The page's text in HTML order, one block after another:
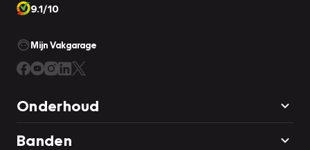
9.1/10
Mijn Vakgarage
Onderhoud
Banden